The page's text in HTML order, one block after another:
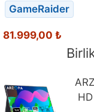
GameRaider
81.999,00 ₺